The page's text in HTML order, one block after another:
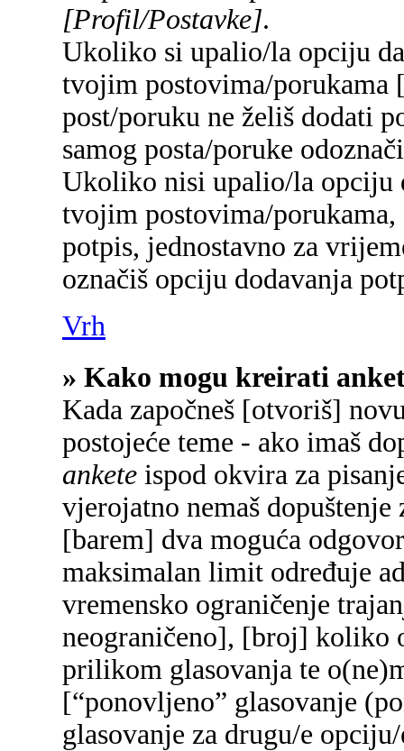
[Profil/Postavke].
Ukoliko si upalio/la opciju
tvojim postovima/porukama
post/poruku ne želiš dodati
samog posta/poruke
Ukoliko nisi upalio/la opciju
tvojim postovima/
potpis, jednostavno za
označiš opciju dodavanja
Vrh
» Kako mogu kreirati
Kada započneš [otvoriš]
postojeće teme - ako imaš
ankete ispod okvira za
vjerojatno nemaš
[barem] dva moguća
maksimalan limit određuje
vremensko ograničenje
neograničeno], [broj] koliko
prilikom glasovanja te
[“ponovljeno” glasovanje
glasovanje za drugu/e